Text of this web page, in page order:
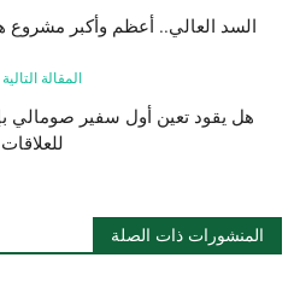
السد العالي.. أعظم وأكبر
المقالة التالية
هل يقود تعين أول سفير صومالي
للعلاقات
المنشورات ذات الصلة